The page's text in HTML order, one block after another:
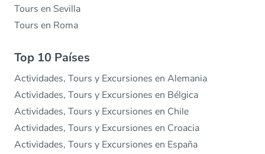
Tours en Sevilla
Tours en Roma
Top 10 Países
Actividades, Tours y Excursiones en Alemania
Actividades, Tours y Excursiones en Bélgica
Actividades, Tours y Excursiones en Chile
Actividades, Tours y Excursiones en Croacia
Actividades, Tours y Excursiones en España